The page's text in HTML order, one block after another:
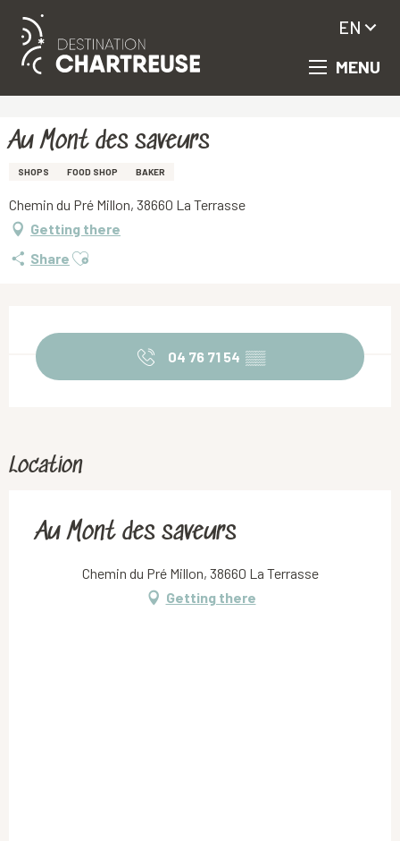
Aller
principal
MENU
EN
Au Mont des saveurs
SHOPS FOOD SHOP BAKER
Chemin du Pré Millon, 38660 La Terrasse
Getting there
Share Ajouter aux favoris
04 76 71 54 ▒▒
Location
Au Mont des saveurs
Chemin du Pré Millon, 38660 La Terrasse
Getting there